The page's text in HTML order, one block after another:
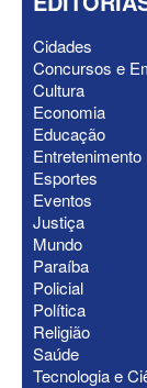
anuncia
Medeiros
Cidades
Concursos e
Cultura
Economia
Educação
Entretenimento
Esportes
Eventos
Justiça
Mundo
Paraíba
Policial
Política
Religião
Saúde
Tecnologia e